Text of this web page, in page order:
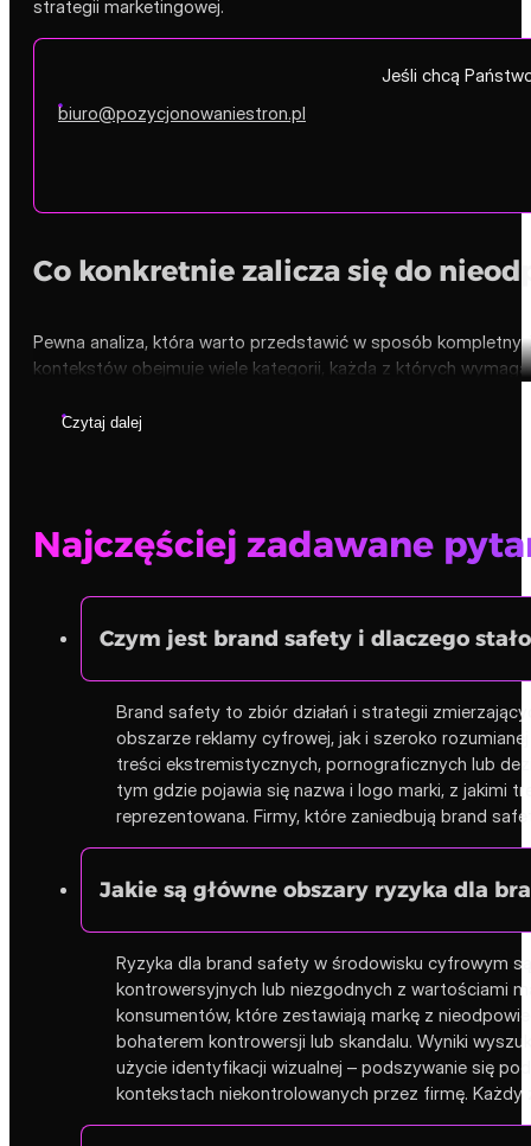
strategii marketingowej.
Jeśli chcą
biuro@pozycjonowaniestron.pl
Co konkretnie zalicza się do
Pewna analiza, która warto przedstawić w sposób
kontekstów obejmuje wiele kategorii, każda z których
Czytaj dalej
Najczęściej zadawane
Czym jest brand safety i dlaczego
Brand safety to zbiór działań i strategii
obszarze reklamy cyfrowej, jak i szeroko
treści ekstremistycznych, pornograficznych lub
tym gdzie pojawia się nazwa i logo marki, z jakimi
reprezentowana. Firmy, które zaniedbują brand
Jakie są główne obszary ryzyka dla
Ryzyka dla brand safety w środowisku cyfrowym
kontrowersyjnych lub niezgodnych z wartościami
konsumentów, które zestawiają markę z
bohaterem kontrowersji lub skandalu. Wyniki
użycie identyfikacji wizualnej – podszywanie się
kontekstach niekontrolowanych przez firmę.